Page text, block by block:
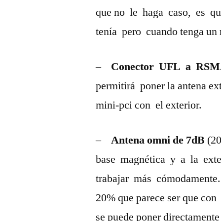
que no le haga caso, es
tenía pero cuando tenga un
– Conector UFL a
permitirá poner la antena
mini-pci con el exterior.
–Antena omni de 7dB
base magnética y a la
trabajar más
20% que parece ser que
se puede poner